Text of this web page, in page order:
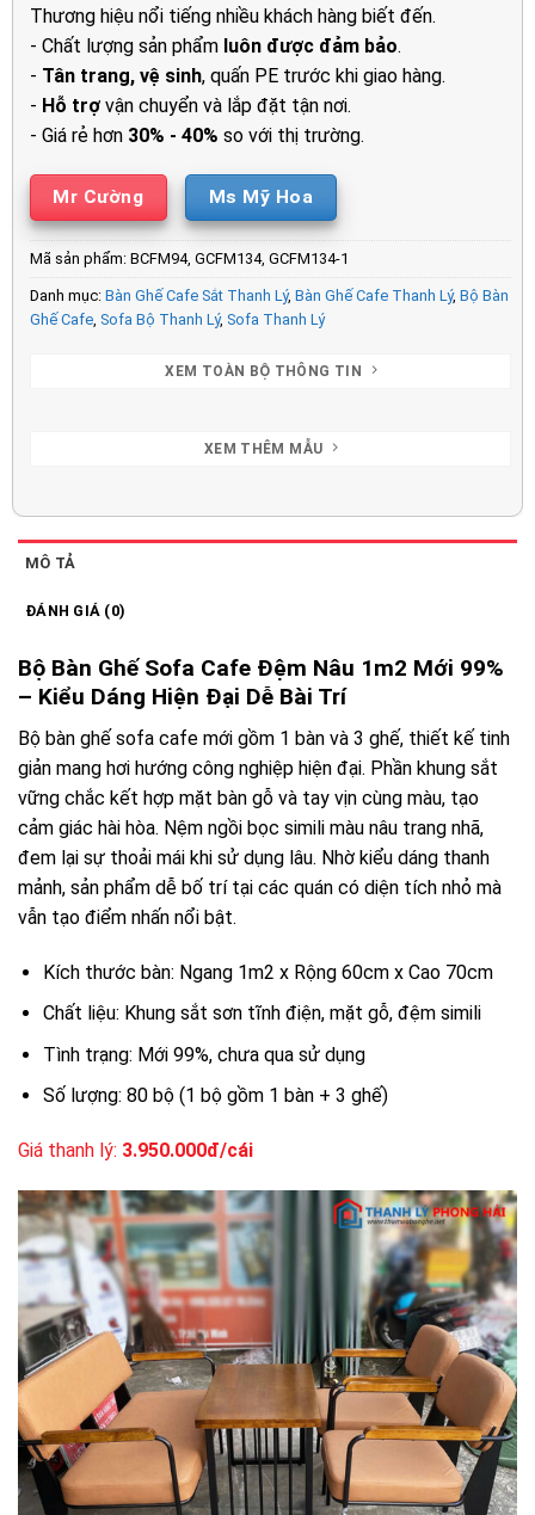
Thương hiệu nổi tiếng nhiều khách hàng biết đến.
- Chất lượng sản phẩm luôn được đảm bảo.
- Tân trang, vệ sinh, quấn PE trước khi giao hàng.
- Hỗ trợvận chuyển và lắp đặt tận nơi.
- Giá rẻ hơn 30% - 40% so với thị trường.
Mr Cường Ms Mỹ Hoa
Mã sản phẩm: BCFM94, GCFM134, GCFM134-1
Danh mục: Bàn Ghế Cafe Sắt Thanh Lý, Bàn Ghế Cafe Thanh Lý, Bộ Bàn
Ghế Cafe, Sofa Bộ Thanh Lý, Sofa Thanh Lý
XEM TOÀN BỘ THÔNG TIN
XEM THÊM MẪU
MÔ TẢ
ĐÁNH GIÁ (0)
Bộ Bàn Ghế Sofa Cafe Đệm Nâu 1m2 Mới 99%
– Kiểu Dáng Hiện Đại Dễ Bài Trí
Bộ bàn ghế sofa cafe mới gồm 1 bàn và 3 ghế, thiết kế tinh
giản mang hơi hướng công nghiệp hiện đại. Phần khung sắt
vững chắc kết hợp mặt bàn gỗ và tay vịn cùng màu, tạo
cảm giác hài hòa. Nệm ngồi bọc simili màu nâu trang nhã,
đem lại sự thoải mái khi sử dụng lâu. Nhờ kiểu dáng thanh
mảnh, sản phẩm dễ bố trí tại các quán có diện tích nhỏ mà
vẫn tạo điểm nhấn nổi bật.
Kích thước bàn: Ngang 1m2 x Rộng 60cm x Cao 70cm
Chất liệu: Khung sắt sơn tĩnh điện, mặt gỗ, đệm simili
Tình trạng: Mới 99%, chưa qua sử dụng
Số lượng: 80 bộ (1 bộ gồm 1 bàn + 3 ghế)
Giá thanh lý: 3.950.000đ/cái